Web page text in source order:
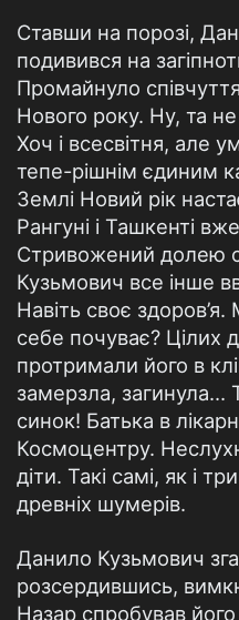
Ставши на порозі,
подивився на
Промайнуло
Нового року. Ну, та
Хоч і всесвітня, але
тепе-рішнім єдиним
Землі Новий рік
Рангуні і Ташкенті
Стривожений долею
Кузьмович все інше
Навіть своє
себе почуває? Цілих
протримали його в
замерзла,
синок! Батька в
Космоцентру.
діти. Такі самі, як і
древніх шумерів.
Данило Кузьмович
розсердившись,
Назар спробував